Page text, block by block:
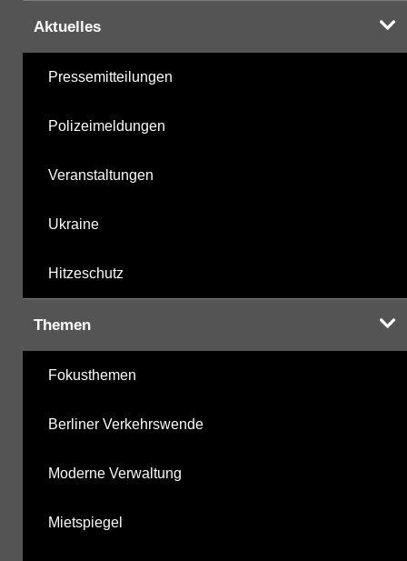
Aktuelles
Pressemitteilungen
Polizeimeldungen
Veranstaltungen
Ukraine
Hitzeschutz
Themen
Fokusthemen
Berliner Verkehrswende
Moderne Verwaltung
Mietspiegel